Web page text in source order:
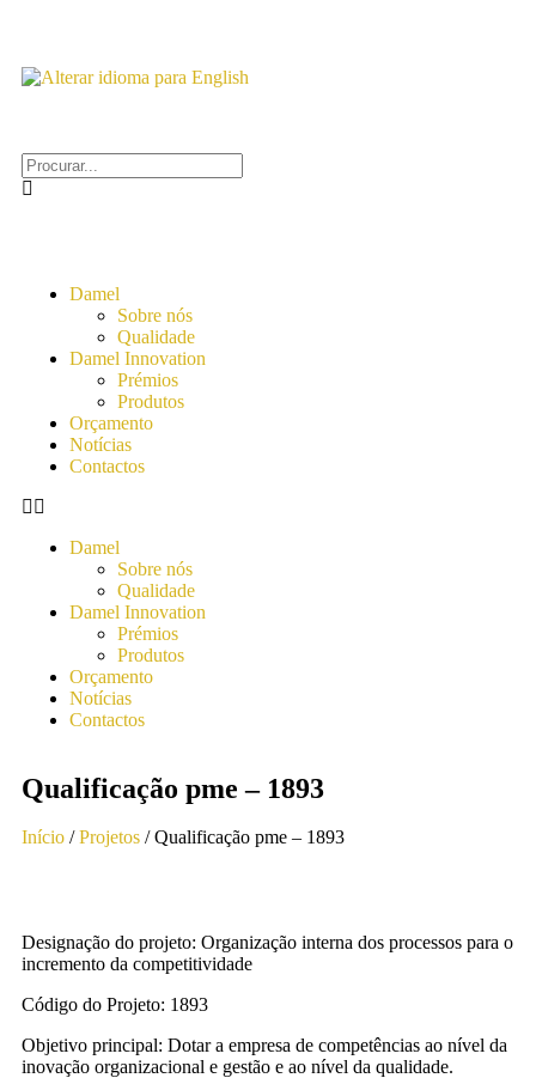
Damel
Sobre nós
Qualidade
Damel Innovation
Prémios
Produtos
Orçamento
Notícias
Contactos
Damel
Sobre nós
Qualidade
Damel Innovation
Prémios
Produtos
Orçamento
Notícias
Contactos
Qualificação pme – 1893
Início /Projetos / Qualificação pme – 1893
Designação do projeto: Organização interna dos processos para o
incremento da competitividade
Código do Projeto: 1893
Objetivo principal: Dotar a empresa de competências ao nível da
inovação organizacional e gestão e ao nível da qualidade.